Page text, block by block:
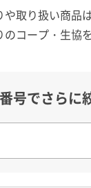
や取り扱い商品
コープ・生協
号でさらに